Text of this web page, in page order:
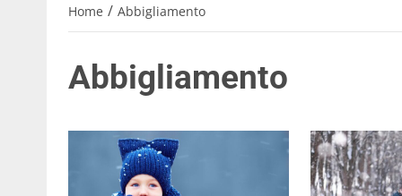
Home / Abbigliamento
Abbigliamento